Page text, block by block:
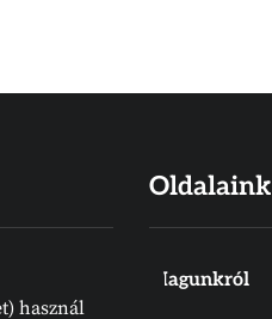
írtak
Oldalaink
Magunkról
használ